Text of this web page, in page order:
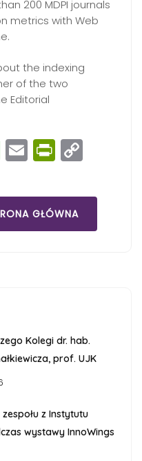
200 MDPI journals
metrics with Web
the indexing
of the two
Editorial
WhatsApp
Email
GŁÓWNA
Kolegi dr. hab.
prof. UJK
z Instytutu
wystawy InnoWings